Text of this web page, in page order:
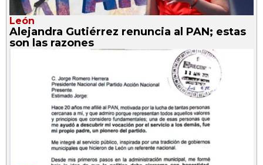
León
Alejandra Gutiérrez renuncia al PAN; estas
son las razones